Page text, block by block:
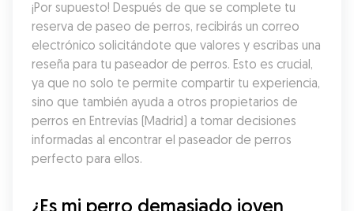
¡Por supuesto! Después de que se complete tu
reserva de paseo de perros, recibirás un correo
electrónico solicitándote que valores y escribas una
reseña para tu paseador de perros. Esto es crucial,
ya que no solo te permite compartir tu experiencia,
sino que también ayuda a otros propietarios de
perros en Entrevías (Madrid) a tomar decisiones
informadas al encontrar el paseador de perros
perfecto para ellos.
¿Es mi perro demasiado joven